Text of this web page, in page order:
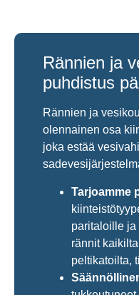
Rännien ja
puhdistus
Rännien ja
olennainen osa
joka estää
Tarjoamme
paritaloille ja
rännit
peltikatoilta,